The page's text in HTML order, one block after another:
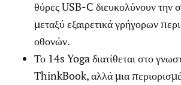
θύρες USB-C διευκολύνουν την
μεταξύ εξαιρετικά γρήγορων
οθονών.
Το 14s Yoga διατίθεται στο
ThinkBook, αλλά μια